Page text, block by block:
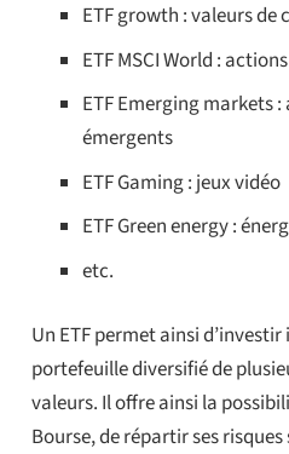
ETF growth : valeurs de
ETF MSCI World :
ETF Emerging markets
émergents
ETF Gaming : jeux vidéo
ETF Green energy :
etc.
Un ETF permet ainsi
portefeuille diversifié de
valeurs. Il offre ainsi la
Bourse, de répartir ses